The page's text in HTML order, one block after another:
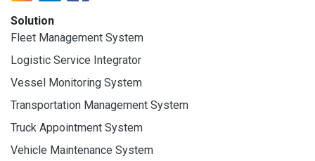
Solution
Fleet Management System
Logistic Service Integrator
Vessel Monitoring System
Transportation Management System
Truck Appointment System
Vehicle Maintenance System